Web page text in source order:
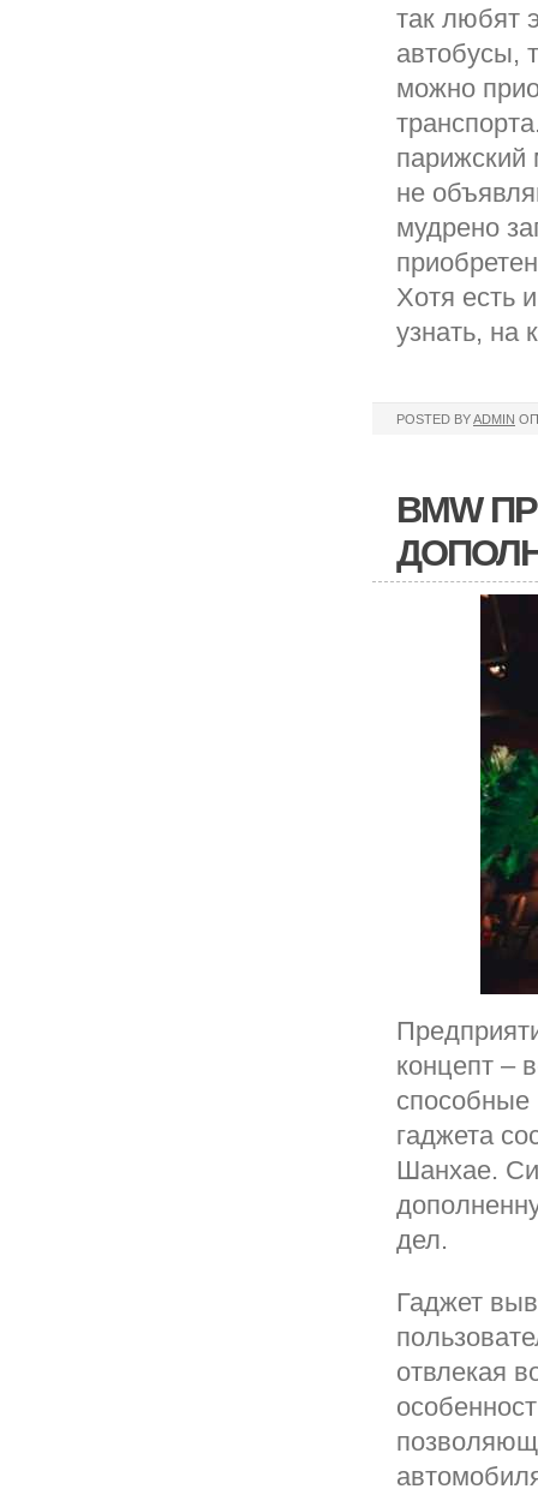
так любят
автобусы,
можно
парижский
не
мудрено
Хотя есть
узнать, на
POSTED BYADMIN
BMW
концепт –
способные
гаджета
Шанхае.
дел.
Гаджет
отвлекая